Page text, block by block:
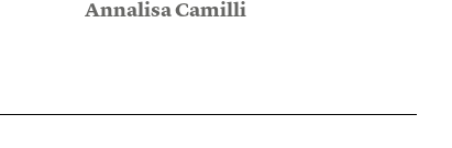
Annalisa Camilli